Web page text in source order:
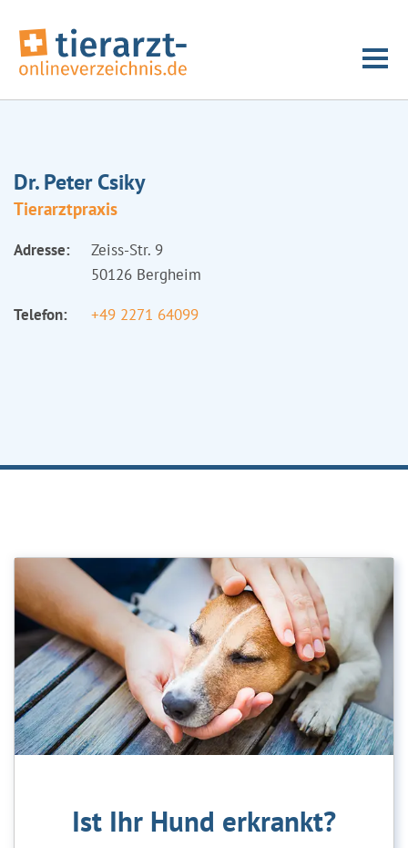
Dr. Peter Csiky
Tierarztpraxis
Adresse:
Zeiss-Str. 9
50126 Bergheim
Telefon:
+49 2271 64099
Ist Ihr Hund erkrankt?